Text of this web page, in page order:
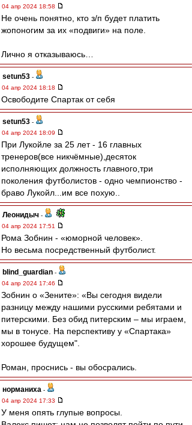
04 апр 2024 18:58
Не очень понятно, кто з/п будет платить
жопоногим за их «подвиги» на поле.
Лично я отказываюсь…
setun53 -
04 апр 2024 18:18
Освободите Спартак от себя
setun53 -
04 апр 2024 18:09
При Лукойле за 25 лет - 16 главных
тренеров(все никчёмные),десяток
исполняющих должность главного,три
поколения футболистов - одно чемпионство -
браво Лукойл...им все похую..
Леонидыч -
04 апр 2024 17:51
Рома Зобнин - «юморной человек».
Но весьма посредственный футболист.
blind_guardian -
04 апр 2024 17:46
Зобнин о «Зените»: «Вы сегодня видели
разницу между нашими русскими ребятами и
питерскими. Без обид питерским – мы играем,
мы в тонусе. На перспективу у «Спартака»
хорошее будущем".
Роман, проснись - вы обосрались.
норманиха -
04 апр 2024 17:33
У меня опять глупые вопросы.